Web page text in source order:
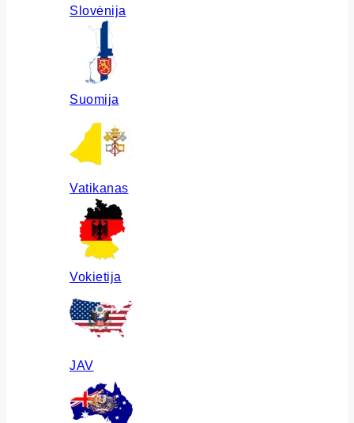
Slovėnija
Suomija
Vatikanas
Vokietija
JAV